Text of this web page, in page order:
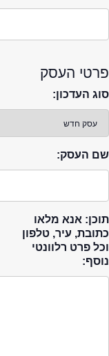
פרטי העסק
סוג העדכון:
שם העסק:
תוכן: אנא מלאו
כתובת, עיר, טלפון
וכל פרט רלוונטי
נוסף: